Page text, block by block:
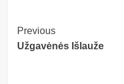
Post
Navigation
Previous
Užgavėnės Išlauže